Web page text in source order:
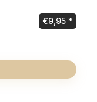
€9,95